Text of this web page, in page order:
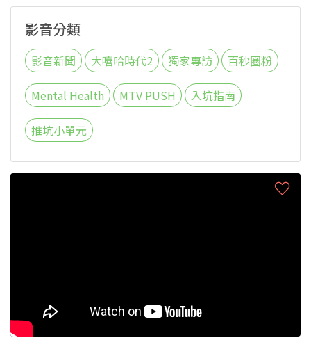
影音分類
影音新聞 大嘻哈時代2 獨家專訪 百秒圈粉
Mental Health MTV PUSH 入坑指南
推坑小單元